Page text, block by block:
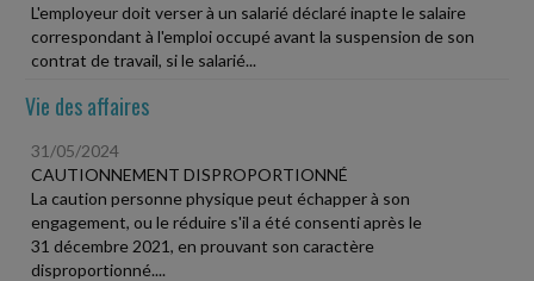
L'employeur doit verser à un salarié déclaré inapte le salaire
correspondant à l'emploi occupé avant la suspension de son
contrat de travail, si le salarié...
Vie des affaires
31/05/2024
CAUTIONNEMENT DISPROPORTIONNÉ
La caution personne physique peut échapper à son
engagement, ou le réduire s'il a été consenti après le
31 décembre 2021, en prouvant son caractère
disproportionné....